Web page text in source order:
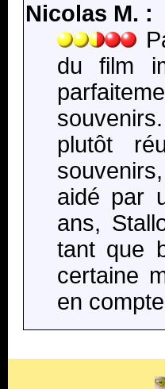
Nicolas M. :
du film
plutôt
aidé par
ans,
tant que
certaine
en